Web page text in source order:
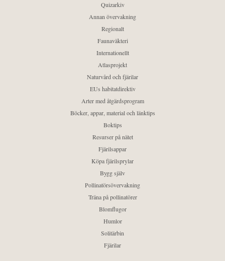
Quizarkiv
Annan övervakning
Regionalt
Faunaväkteri
Internationellt
Atlasprojekt
Naturvård och fjärilar
EUs habitatdirektiv
Arter med åtgärdsprogram
Böcker, appar, material och länktips
Boktips
Resurser på nätet
Fjärilsappar
Köpa fjärilsprylar
Bygg själv
Pollinatörsövervakning
Träna på pollinatörer
Blomflugor
Humlor
Solitärbin
Fjärilar